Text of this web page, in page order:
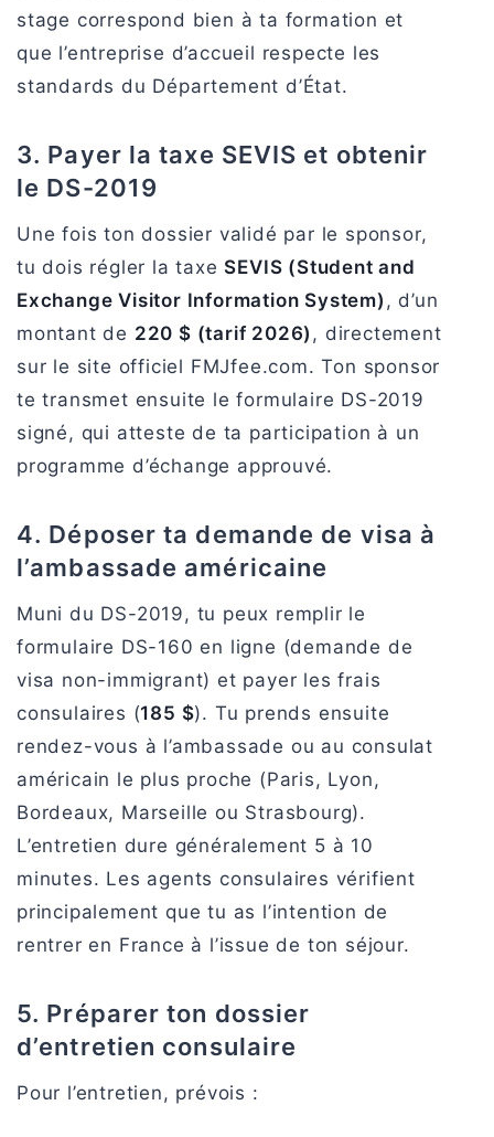
stage correspond bien à ta formation et
que l’entreprise d’accueil respecte les
standards du Département d’État.
3. Payer la taxe SEVIS et obtenir
le DS-2019
Une fois ton dossier validé par le sponsor,
tu dois régler la taxeSEVIS (Student and
Exchange Visitor Information System) , d’un
montant de 220 $ (tarif 2026) , directement
sur le site officiel FMJfee.com. Ton sponsor
te transmet ensuite le formulaire DS-2019
signé, qui atteste de ta participation à un
programme d’échange approuvé.
4. Déposer ta demande de visa à
l’ambassade américaine
Muni du DS-2019, tu peux remplir le
formulaire DS-160 en ligne (demande de
visa non-immigrant) et payer les frais
consulaires (185 $). Tu prends ensuite
rendez-vous à l’ambassade ou au consulat
américain le plus proche (Paris, Lyon,
Bordeaux, Marseille ou Strasbourg).
L’entretien dure généralement 5 à 10
minutes. Les agents consulaires vérifient
principalement que tu as l’intention de
rentrer en France à l’issue de ton séjour.
5. Préparer ton dossier
d’entretien consulaire
Pour l’entretien, prévois :